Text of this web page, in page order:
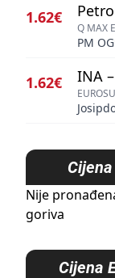
1.62€
Q MAX
PM
1.62€ INA
Cijena
Nije
goriva
Cijena